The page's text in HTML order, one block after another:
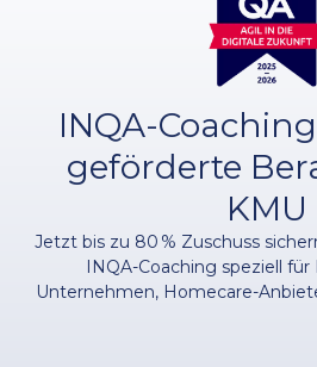
INQA-
geförderte
KMU
Jetzt bis zu 80 % Zuschuss
INQA-Coaching speziell
Unternehmen, Homecare-